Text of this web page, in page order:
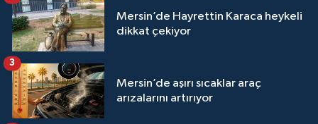
Mersin’de Hayrettin Karaca heykeli
dikkat çekiyor
Mersin’de aşırı sıcaklar araç
arızalarını artırıyor
3